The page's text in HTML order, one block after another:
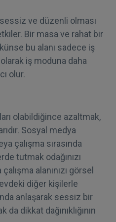
sessiz ve düzenli olması
Bir masa ve rahat bir
bu alanı sadece iş
iş moduna daha
olur.
olabildiğince azaltmak,
Sosyal medya
çalışma sırasında
tutmak odağınızı
alanınızı görsel
diğer kişilerle
anlaşarak sessiz bir
dikkat dağınıklığının